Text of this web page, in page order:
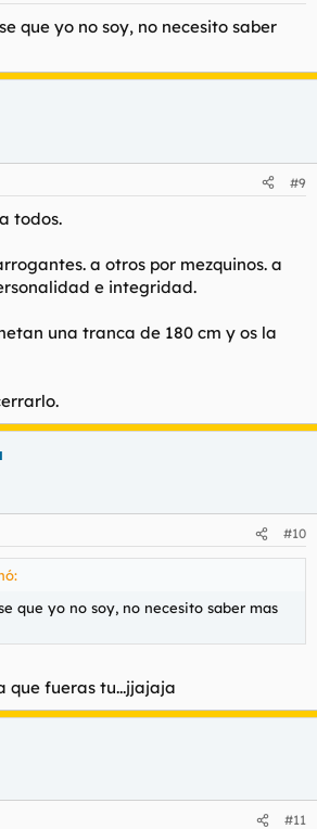
que yo no soy, no necesito saber
#9
todos.
a otros por mezquinos. a
e integridad.
una tranca de 180 cm y os la
#10
que yo no soy, no necesito saber mas
que fueras tu...jjajaja
#11